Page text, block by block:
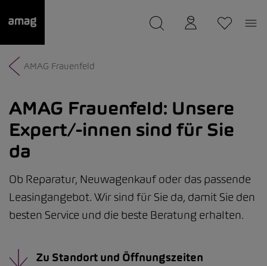
wurde als Ihre Garage gespeichert.
AMAG Frauenfeld
AMAG Frauenfeld: Unsere
Expert/-innen sind für Sie
da
Ob Reparatur, Neuwagenkauf oder das passende
Leasingangebot. Wir sind für Sie da, damit Sie den
besten Service und die beste Beratung erhalten.
Zu Standort und Öffnungszeiten